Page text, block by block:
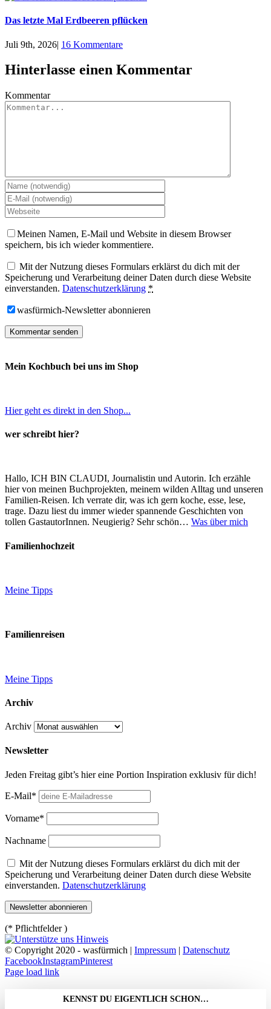
Das letzte Mal Erdbeeren pflücken
Juli 9th, 2026| 16 Kommentare
Hinterlasse einen Kommentar
Kommentar
Meinen Namen, E-Mail und Website in diesem Browser
speichern, bis ich wieder kommentiere.
Mit der Nutzung dieses Formulars erklärst du dich mit der
Speicherung und Verarbeitung deiner Daten durch diese Website
einverstanden. Datenschutzerklärung *
wasfürmich-Newsletter abonnieren
Mein Kochbuch bei uns im Shop
Hier geht es direkt in den Shop...
wer schreibt hier?
Hallo, ICH BIN CLAUDI, Journalistin und Autorin. Ich erzähle
hier von meinen Buchprojekten, meinem wilden Alltag und unseren
Familien-Reisen. Ich verrate dir, was ich gern koche, esse, lese,
trage. Dazu liest du immer wieder spannende Geschichten von
tollen GastautorInnen. Neugierig? Sehr schön… Was über mich
Familienhochzeit
Meine Tipps
Familienreisen
Meine Tipps
Archiv
Archiv
Newsletter
Jeden Freitag gibt’s hier eine Portion Inspiration exklusiv für dich!
E-Mail*
Vorname*
Nachname
Mit der Nutzung dieses Formulars erklärst du dich mit der
Speicherung und Verarbeitung deiner Daten durch diese Website
einverstanden. Datenschutzerklärung
(* Pflichtfelder )
© Copyright 2020 - wasfürmich | Impressum | Datenschutz
FacebookInstagramPinterest
Page load link
KENNST DU EIGENTLICH SCHON…